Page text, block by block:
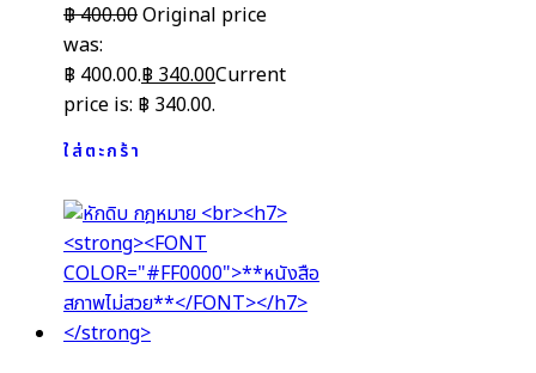
฿400.00Original price
was:
฿ 400.00.฿340.00Current
price is: ฿ 340.00.
ใส่ตะกร้า